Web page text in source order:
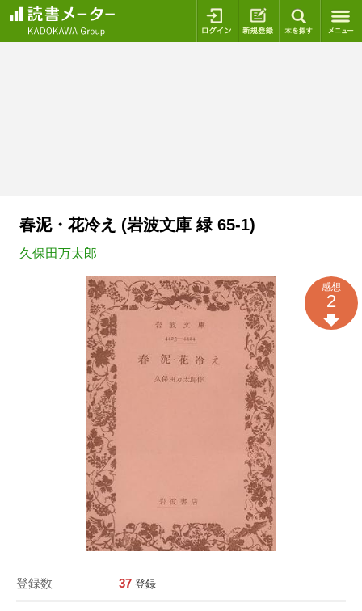
ログイン 新規登録
春泥・花冷え (岩波文庫 緑 65-1)
久保田万太郎
登録数 37 登録
感想
2